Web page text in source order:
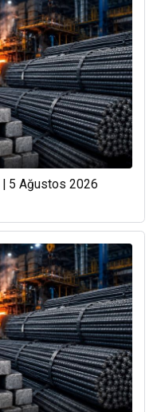
| 5 Ağustos 2026